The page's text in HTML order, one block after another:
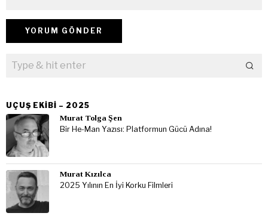
UÇUŞ EKIBI – 2025
Murat Tolga Şen
Bir He-Man Yazısı: Platformun Gücü Adına!
Murat Kızılca
2025 Yılının En İyi Korku Filmleri